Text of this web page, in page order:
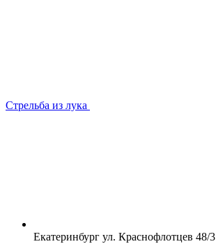
Стрельба из лука
Екатеринбург ул. Краснофлотцев 48/3